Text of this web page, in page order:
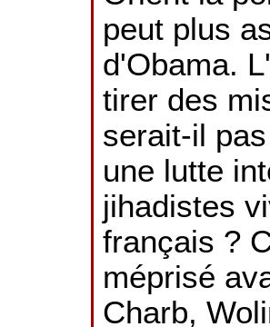
peut plus
d'Obama.
tirer des
serait-il
une lutte
jihadistes
français ?
méprisé
Charb,